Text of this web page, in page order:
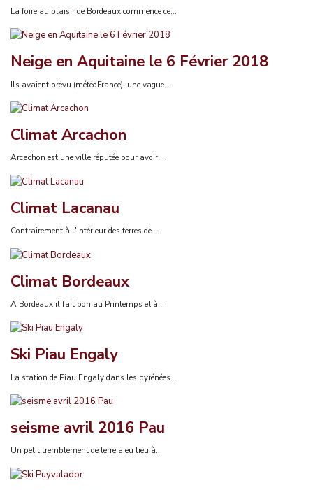
La foire au plaisir de Bordeaux commence ce...
Neige en Aquitaine le 6 Février 2018
Ils avaient prévu (météoFrance), une vague...
Climat Arcachon
Arcachon est une ville réputée pour avoir...
Climat Lacanau
Contrairement à l'intérieur des terres de...
Climat Bordeaux
A Bordeaux il fait bon au Printemps et à...
Ski Piau Engaly
La station de Piau Engaly dans les pyrénées...
seisme avril 2016 Pau
Un petit tremblement de terre a eu lieu à...